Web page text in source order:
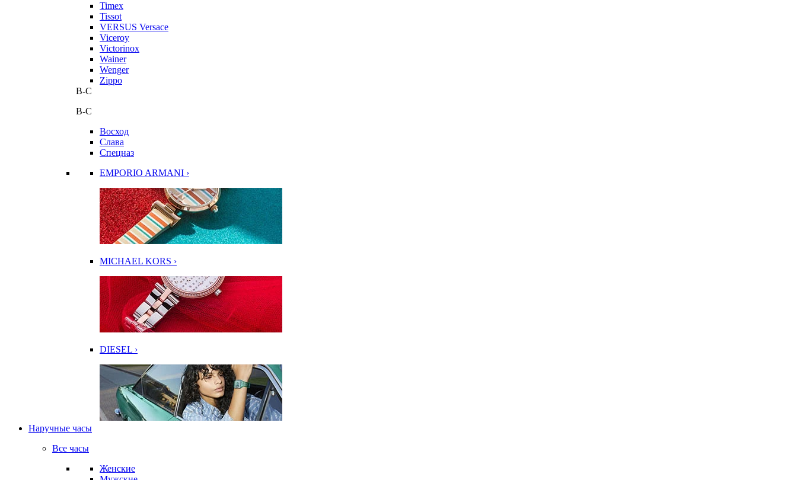
Timex
Tissot
VERSUS Versace
Viceroy
Victorinox
Wainer
Wenger
Zippo
В-С
В-С
Восход
Слава
Спецназ
EMPORIO ARMANI ›
MICHAEL KORS ›
DIESEL ›
Наручные часы
Все часы
Женские